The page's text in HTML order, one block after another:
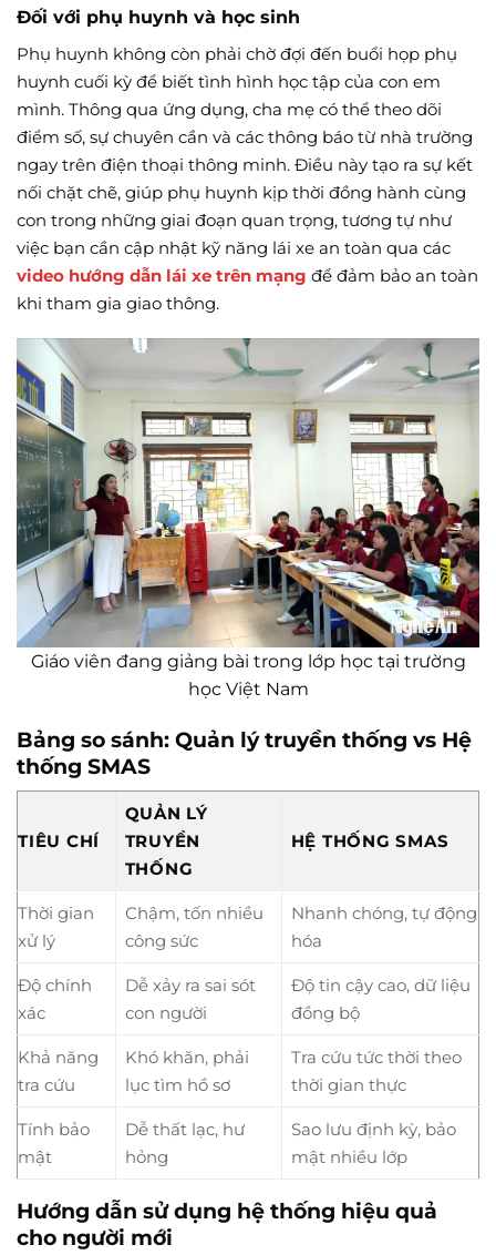
Đối với phụ huynh và học sinh
Phụ huynh không còn phải chờ đợi đến buổi họp phụ
huynh cuối kỳ để biết tình hình học tập của con em
mình. Thông qua ứng dụng, cha mẹ có thể theo dõi
điểm số, sự chuyên cần và các thông báo từ nhà trường
ngay trên điện thoại thông minh. Điều này tạo ra sự kết
nối chặt chẽ, giúp phụ huynh kịp thời đồng hành cùng
con trong những giai đoạn quan trọng, tương tự như
việc bạn cần cập nhật kỹ năng lái xe an toàn qua các
video hướng dẫn lái xe trên mạng để đảm bảo an toàn
khi tham gia giao thông.
Giáo viên đang giảng bài trong lớp học tại trường
học Việt Nam
Bảng so sánh: Quản lý truyền thống vs Hệ
thống SMAS
TIÊU CHÍ
QUẢN LÝ
TRUYỀN
THỐNG
HỆ THỐNG SMAS
Thời gian
xử lý
Chậm, tốn nhiều
công sức
Nhanh chóng, tự động
hóa
Độ chính
xác
Dễ xảy ra sai sót
con người
Độ tin cậy cao, dữ liệu
đồng bộ
Khả năng
tra cứu
Khó khăn, phải
lục tìm hồ sơ
Tra cứu tức thời theo
thời gian thực
Tính bảo
mật
Dễ thất lạc, hư
hỏng
Sao lưu định kỳ, bảo
mật nhiều lớp
Hướng dẫn sử dụng hệ thống hiệu quả
cho người mới